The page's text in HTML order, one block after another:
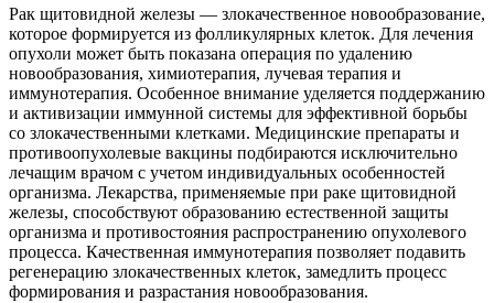
Рак щитовидной железы — злокачественное новообразование,
которое формируется из фолликулярных клеток. Для лечения
опухоли может быть показана операция по удалению
новообразования, химиотерапия, лучевая терапия и
иммунотерапия. Особенное внимание уделяется поддержанию
и активизации иммунной системы для эффективной борьбы
со злокачественными клетками. Медицинские препараты и
противоопухолевые вакцины подбираются исключительно
лечащим врачом с учетом индивидуальных особенностей
организма. Лекарства, применяемые при раке щитовидной
железы, способствуют образованию естественной защиты
организма и противостояния распространению опухолевого
процесса. Качественная иммунотерапия позволяет подавить
регенерацию злокачественных клеток, замедлить процесс
формирования и разрастания новообразования.